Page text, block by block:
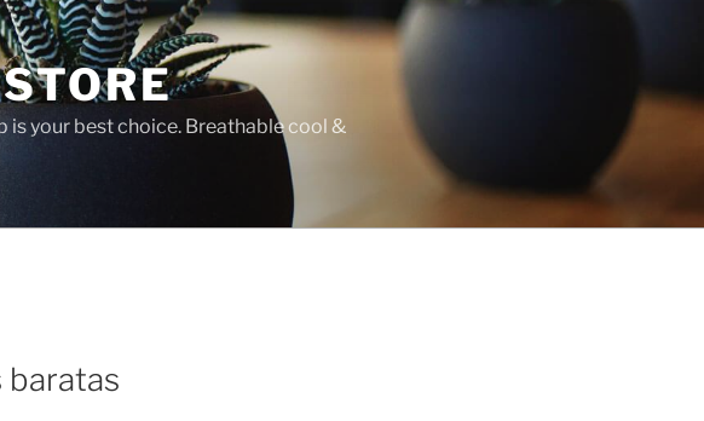
your best choice. Breathable cool &
baratas